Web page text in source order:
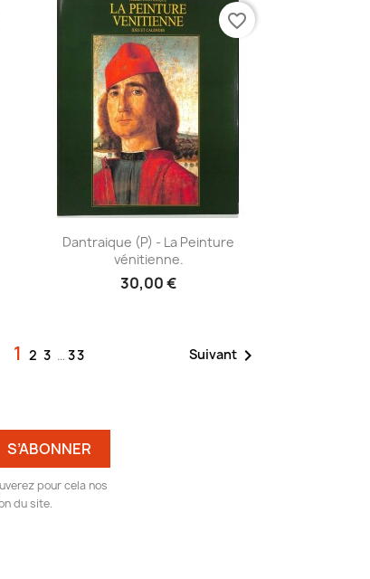
Aperçu rapide
Dantraique (P) - La Peinture
vénitienne.
30,00 €
favorite_border
1 2 3 … 33 Suivant
pour cela nos
du site.